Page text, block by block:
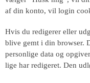
af din konto, vil login
Hvis du redigerer eller
blive gemt i din browser.
personlige data og
lige har redigeret. Den